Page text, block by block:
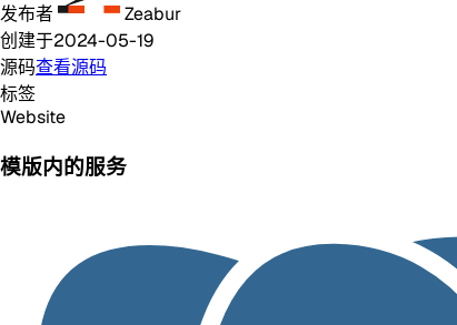
发布者
Zeabur
创建于2024-05-19
源码查看源码
标签
Website
模版内的服务